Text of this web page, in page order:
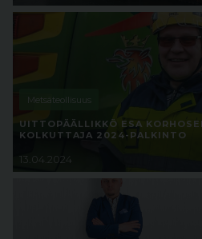
Metsäteollisuus
UITTOPÄÄLLIKKÖ ESA
KOLKUTTAJA 2024-PALKINTO
13.04.2024